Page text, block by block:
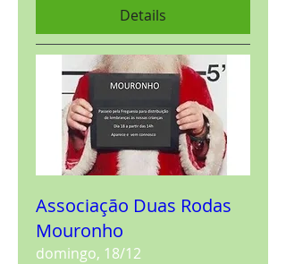
Details
Associação Duas Rodas
Mouronho
domingo, 18/12